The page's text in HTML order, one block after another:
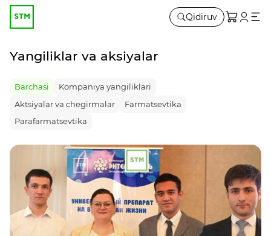
Qidiruv
Yangiliklar va aksiyalar
Barchasi
Kompaniya yangiliklari
Aktsiyalar va chegirmalar
Farmatsevtika
Parafarmatsevtika